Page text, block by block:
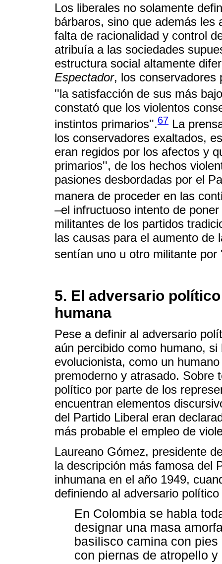
Los liberales no solamente
bárbaros, sino que además
falta de racionalidad y control
atribuía a las sociedades
estructura social altamente
Espectador, los conservadores
''la satisfacción de sus más
constató que los violentos
instintos primarios''.67 La
los conservadores exaltados,
eran regidos por los afectos y
primarios'', de los hechos
pasiones desbordadas por el
manera de proceder en las
–el infructuoso intento de
militantes de los partidos
las causas para el aumento de
sentían uno u otro militante por
5. El adversario
humana
Pese a definir al adversario
aún percibido como humano,
evolucionista, como un
premoderno y atrasado. Sobre
político por parte de los
encuentran elementos
del Partido Liberal eran
más probable el empleo de
Laureano Gómez, presidente
la descripción más famosa del
inhumana en el año 1949,
definiendo al adversario
En Colombia se habla
designar una masa
basilisco camina con
con piernas de atropello